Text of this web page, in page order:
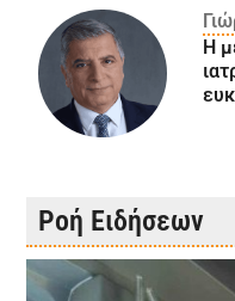
Η
Ροή Ειδήσεων